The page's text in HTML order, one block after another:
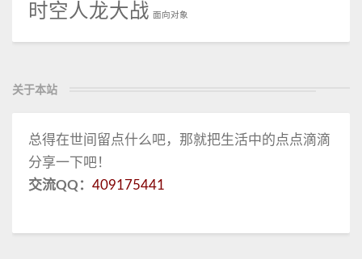
时空人龙大战 面向对象
关于本站
总得在世间留点什么吧，那就把生活中的点点滴滴
分享一下吧！
交流QQ： 409175441